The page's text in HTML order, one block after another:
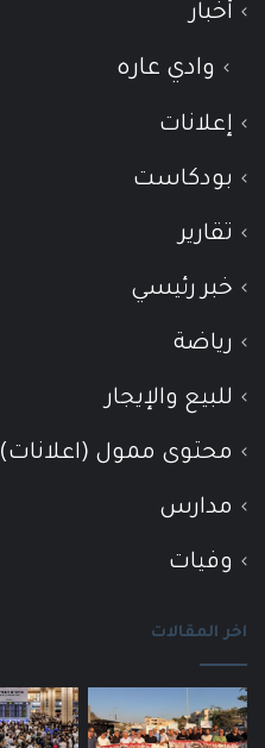
أخبار
وادي عاره
إعلانات
بودكاست
تقارير
خبر رئيسي
رياضة
للبيع والإيجار
محتوى ممول (اعلانات)
مدارس
وفيات
اخر المقالات